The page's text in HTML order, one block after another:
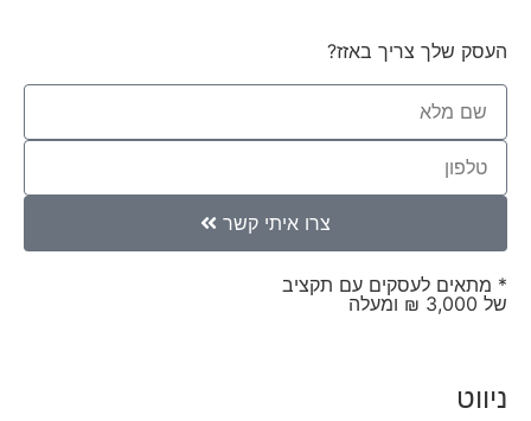
העסק שלך צריך באזז?
צרו איתי קשר
* מתאים לעסקים עם תקציב
של 3,000 ₪ ומעלה
ניווט